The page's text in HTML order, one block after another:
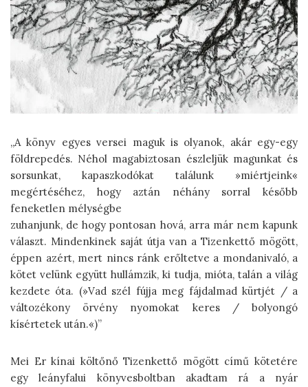
„A könyv egyes versei maguk is olyanok, akár egy-egy
földrepedés. Néhol magabiztosan észleljük magunkat és
sorsunkat, kapaszkodókat találunk »miértjeink«
megértéséhez, hogy aztán néhány sorral később
feneketlen mélységbe
zuhanjunk, de hogy pontosan hová, arra már nem kapunk
választ. Mindenkinek saját útja van a Tizenkettő mögött,
éppen azért, mert nincs ránk erőltetve a mondanivaló, a
kötet velünk együtt hullámzik, ki tudja, mióta, talán a világ
kezdete óta. (»Vad szél fújja meg fájdalmad kürtjét / a
változékony örvény nyomokat keres / bolyongó
kísértetek után.«)”
Mei Er kínai költőnő Tizenkettő mögött című kötetére
egy leányfalui könyvesboltban akadtam rá a nyár